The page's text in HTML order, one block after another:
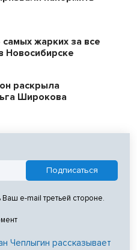
жарких за все
Новосибирске
раскрыла
Широкова
e-mail третьей стороне.
Чеплыгин рассказывает